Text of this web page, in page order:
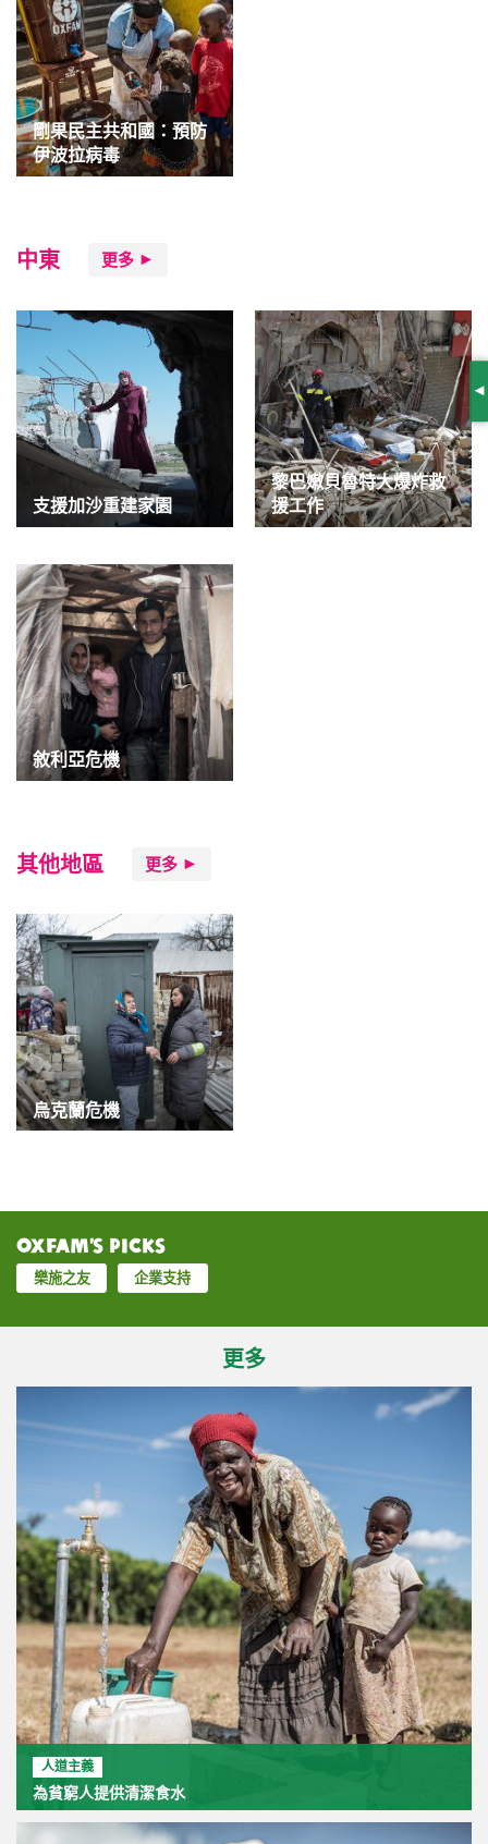
剛果民主共和國：預防
伊波拉病毒
中東 更多
支援加沙重建家園
黎巴嫩貝魯特大爆炸救
援工作
敘利亞危機
其他地區 更多
烏克蘭危機
Oxfam’s Picks
樂施之友 企業支持
更多
人道主義
為貧窮人提供清潔食水